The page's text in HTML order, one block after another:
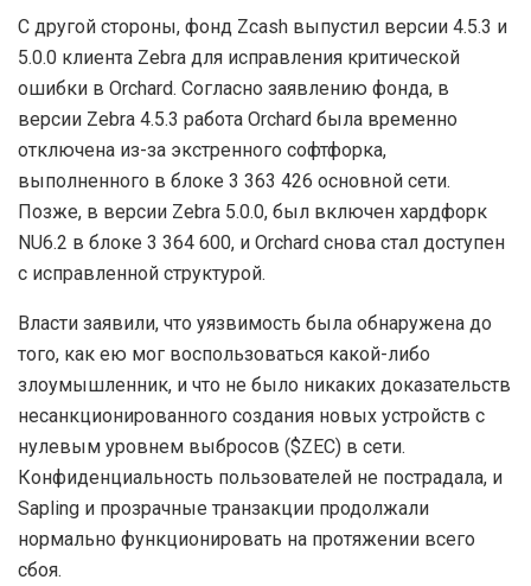
С другой стороны, фонд Zcash выпустил версии 4.5.3 и
5.0.0 клиента Zebra для исправления критической
ошибки в Orchard. Согласно заявлению фонда, в
версии Zebra 4.5.3 работа Orchard была временно
отключена из-за экстренного софтфорка,
выполненного в блоке 3 363 426 основной сети.
Позже, в версии Zebra 5.0.0, был включен хардфорк
NU6.2 в блоке 3 364 600, и Orchard снова стал доступен
с исправленной структурой.
Власти заявили, что уязвимость была обнаружена до
того, как ею мог воспользоваться какой-либо
злоумышленник, и что не было никаких доказательств
несанкционированного создания новых устройств с
нулевым уровнем выбросов ($ZEC) в сети.
Конфиденциальность пользователей не пострадала, и
Sapling и прозрачные транзакции продолжали
нормально функционировать на протяжении всего
сбоя.